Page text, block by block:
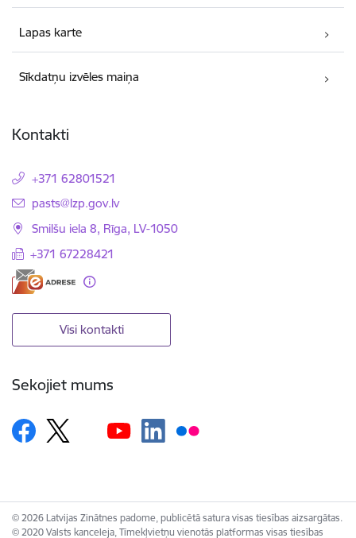
Lapas karte
Sīkdatņu izvēles maiņa
Kontakti
+371 62801521
E-pasts:
pasts@lzp.gov.lv
Smilšu iela 8, Rīga, LV-1050
+371 67228421
Visi kontakti
Sekojiet mums
© 2026 Latvijas Zinātnes padome, publicētā satura visas tiesības aizsargātas.
© 2020 Valsts kanceleja, Tīmekļvietņu vienotās platformas visas tiesības